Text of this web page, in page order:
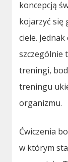
koncepcją
kojarzyć się
ciele.
szczególnie
treningi,
treningu
organizmu.
Ćwiczenia
w którym